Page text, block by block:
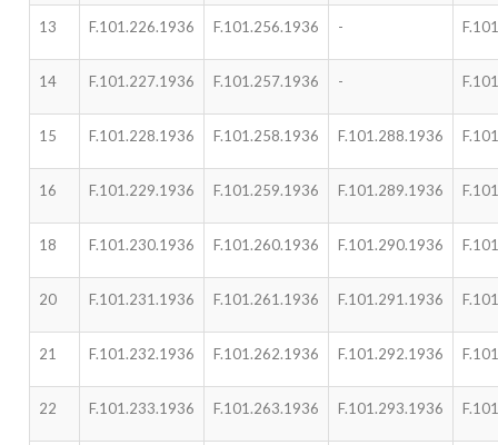
13 F.101.226.1936 F.101.256.1936 -
14 F.101.227.1936 F.101.257.1936 -
15 F.101.228.1936 F.101.258.1936 F.101.288.1936
16 F.101.229.1936 F.101.259.1936 F.101.289.1936
18 F.101.230.1936 F.101.260.1936 F.101.290.1936
20 F.101.231.1936 F.101.261.1936 F.101.291.1936
21 F.101.232.1936 F.101.262.1936 F.101.292.1936
22 F.101.233.1936 F.101.263.1936 F.101.293.1936